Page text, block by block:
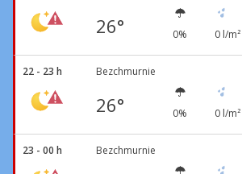
26° 0% 0 l/m²
22 - 23 h Bezchmurnie
26° 0% 0 l/m²
23 - 00 h Bezchmurnie